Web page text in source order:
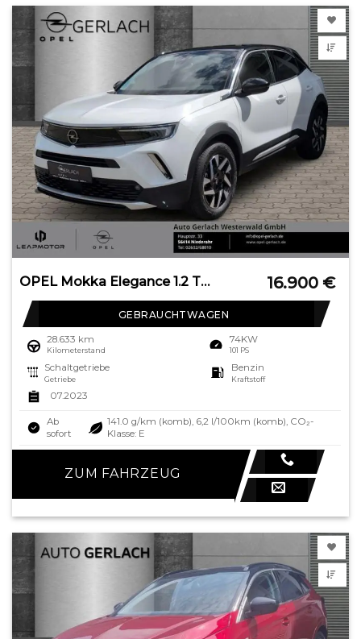
OPEL Mokka Elegance 1.2 Turbo EU6e Digitales Cockpit 16.900 €
GEBRAUCHTWAGEN
28.633 km
Kilometerstand
74KW
101 PS
Schaltgetriebe
Getriebe
Benzin
Kraftstoff
07.2023
Ab
sofort
141.0 g/km (komb), 6,2 l/100km (komb), CO₂-
Klasse: E
ZUM FAHRZEUG